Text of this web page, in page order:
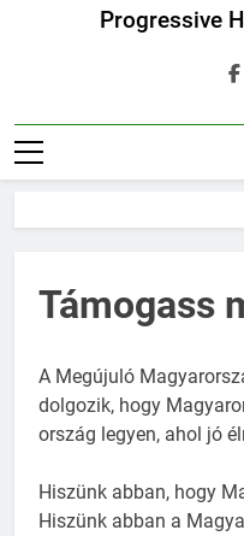
Progressive
Támogass
A Megújuló
dolgozik, hogy
ország legyen, ahol jó
Hiszünk abban, hogy
Hiszünk abban a